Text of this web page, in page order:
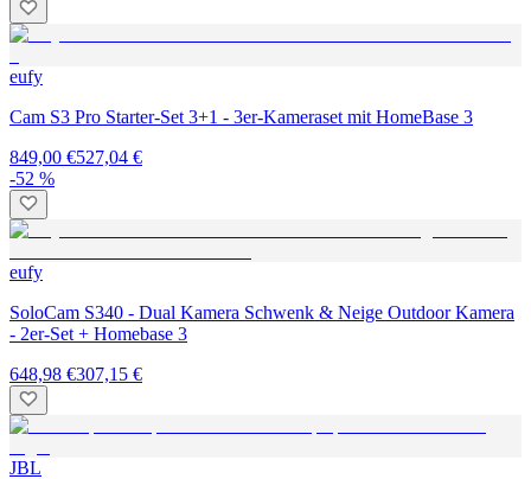
eufy
Cam S3 Pro Starter-Set 3+1 - 3er-Kameraset mit HomeBase 3
849,00 €527,04 €
-52 %
eufy
SoloCam S340 - Dual Kamera Schwenk & Neige Outdoor Kamera
- 2er-Set + Homebase 3
648,98 €307,15 €
JBL